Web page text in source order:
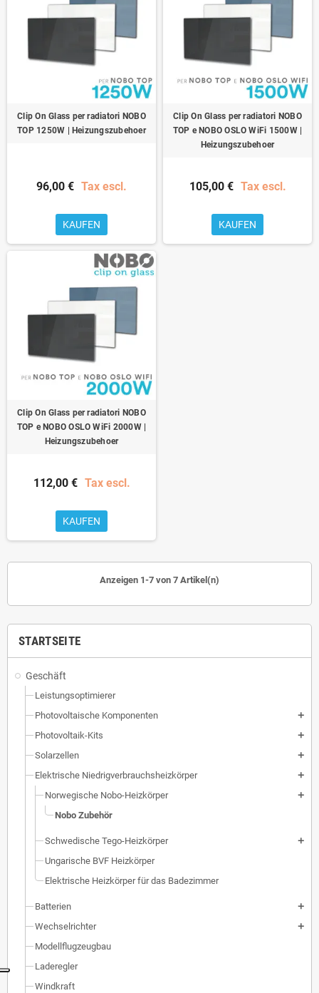
STARTSEITE
Geschäft
Leistungsoptimierer
Photovoltaische Komponenten
add
Photovoltaik-Kits add
Solarzellen add
Elektrische Niedrigverbrauchsheizkörper add
Norwegische Nobo-Heizkörper add
Nobo Zubehör
Schwedische Tego-Heizkörper add
Ungarische BVF Heizkörper
Elektrische Heizkörper für das Badezimmer
Batterien add
Wechselrichter add
Modellflugzeugbau
Laderegler
Windkraft
Clip On Glass per radiatori NOBO
TOP 1250W | Heizungszubehoer
96,00 € Tax escl.
KAUFEN
Clip On Glass per radiatori NOBO
TOP e NOBO OSLO WiFi 1500W |
Heizungszubehoer
105,00 € Tax escl.
KAUFEN
Clip On Glass per radiatori NOBO
TOP e NOBO OSLO WiFi 2000W |
Heizungszubehoer
112,00 € Tax escl.
KAUFEN
Anzeigen 1-7 von 7 Artikel(n)